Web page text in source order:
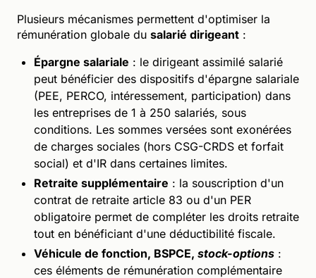
Plusieurs mécanismes permettent d'optimiser la
rémunération globale du salarié dirigeant :
Épargne salariale : le dirigeant assimilé salarié
peut bénéficier des dispositifs d'épargne salariale
(PEE, PERCO, intéressement, participation) dans
les entreprises de 1 à 250 salariés, sous
conditions. Les sommes versées sont exonérées
de charges sociales (hors CSG-CRDS et forfait
social) et d'IR dans certaines limites.
Retraite supplémentaire : la souscription d'un
contrat de retraite article 83 ou d'un PER
obligatoire permet de compléter les droits retraite
tout en bénéficiant d'une déductibilité fiscale.
Véhicule de fonction, BSPCE, stock-options :
ces éléments de rémunération complémentaire